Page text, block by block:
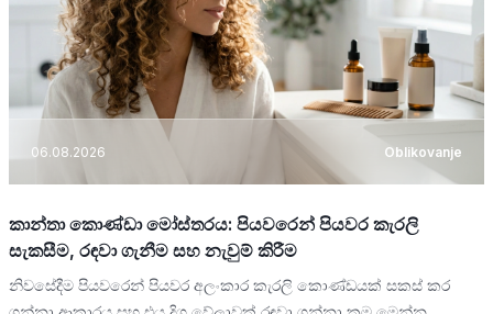
06.08.2026 Oblikovanje
කාන්තා කොණ්ඩා මෝස්තරය: පියවරෙන් පියවර කැරලි
සැකසීම, රඳවා ගැනීම සහ නැවුම් කිරීම
නිවසේදීම පියවරෙන් පියවර අලංකාර කැරලි කොණ්ඩයක් සකස් කර